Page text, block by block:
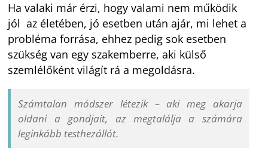
Ha valaki már érzi, hogy valami nem működik
jól az életében, jó esetben után ajár, mi lehet a
probléma forrása, ehhez pedig sok esetben
szükség van egy szakemberre, aki külső
szemlélőként világít rá a megoldásra.
Számtalan módszer létezik – aki meg akarja
oldani a gondjait, az megtalálja a számára
leginkább testhezállót.